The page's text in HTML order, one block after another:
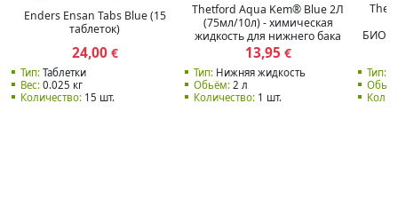
Enders Ensan Tabs Blue (15
таблеток)
24,00€
Тип:Таблетки
Вес:0.025 кг
Количество:15 шт.
Thetford Aqua Kem® Blue 2Л
(75мл/10л) - химическая
жидкость для нижнего бака
13,95 €
Тип:Нижняя жидкость
Обьём:2 л
Количество:1 шт.
Тип: